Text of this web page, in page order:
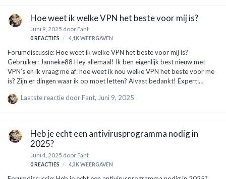
je dit aanpakt: Kies een goede VPN: Niet elke VPN is geschikt voor
Netflix. Zoek naar een VPN die bekend staa…
Hoe weet ik welke VPN het beste voor mij is?
Juni 9, 2025 door Fant
0REACTIES 4,1K WEERGAVEN
Forumdiscussie: Hoe weet ik welke VPN het beste voor mij is?
Gebruiker: Janneke88 Hey allemaal! Ik ben eigenlijk best nieuw met
VPN’s en ik vraag me af: hoe weet ik nou welke VPN het beste voor me
is? Zijn er dingen waar ik op moet letten? Alvast bedankt! Expert:
met al die keuze. Laat me je helpen. Er zijn een paar belangrijke dingen
dat wil je niet. Probeer reviews te lezen over de snelheid van
verschillende diensten. Privacy en Beveiligin…
Laatste reactie doorFant, Juni 9, 2025
Heb je echt een antivirusprogramma nodig in
2025?
Juni 4, 2025 door Fant
0REACTIES 4,3K WEERGAVEN